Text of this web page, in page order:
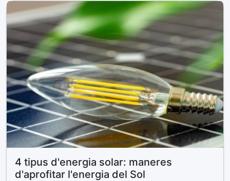
d
e
o
4 tipus d'energia solar: maneres
d'aprofitar l'energia del Sol